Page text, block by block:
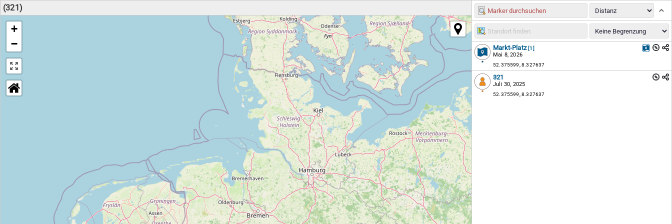
(321)
+
−
Markt-Platz [1]
Mai 8, 2026
52.375599, 8.327637
321
Juli 30, 2025
52.375599, 8.327637